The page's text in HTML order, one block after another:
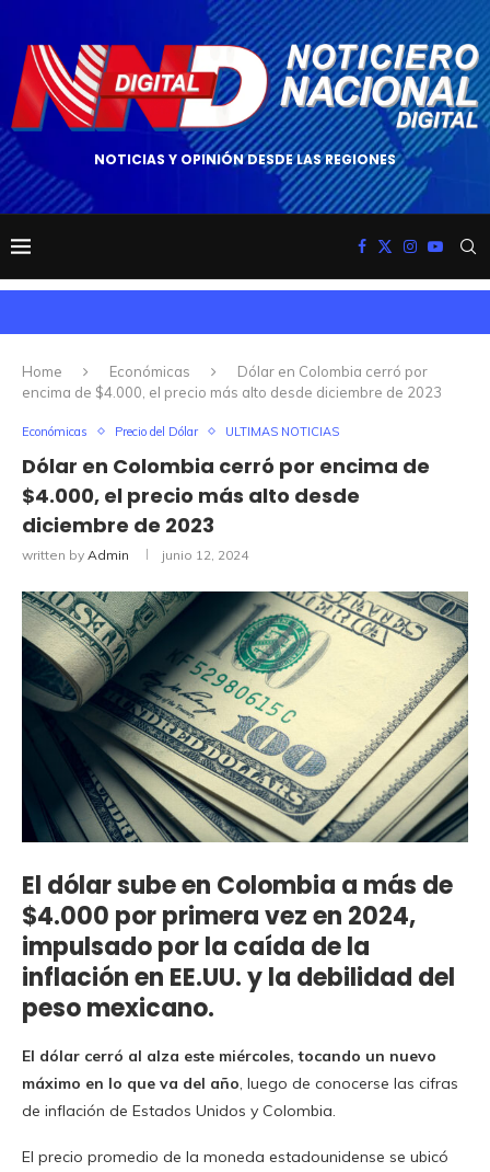
NOTICIAS Y OPINIÓN DESDE LAS REGIONES
Home Económicas
Dólar en Colombia cerró por
encima de $4.000, el precio más alto desde diciembre de 2023
Económicas Precio del Dólar ULTIMAS NOTICIAS
Dólar en Colombia cerró por encima de
$4.000, el precio más alto desde
diciembre de 2023
written by Admin junio 12, 2024
El dólar sube en Colombia a más de
$4.000 por primera vez en 2024,
impulsado por la caída de la
inflación en EE.UU. y la debilidad del
peso mexicano.
El dólar cerró al alza este miércoles, tocando un nuevo
máximo en lo que va del año, luego de conocerse las cifras
de inflación de Estados Unidos y Colombia.
El precio promedio de la moneda estadounidense se ubicó